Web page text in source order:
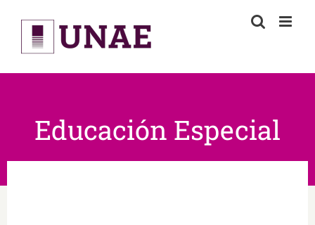
content
Educación Especial